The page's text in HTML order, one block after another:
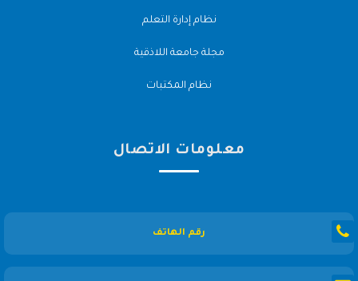
نظام إدارة التعلم
مجلة جامعة اللاذقية
نظام المكتبات
معلومات الاتصال
رقم الهاتف